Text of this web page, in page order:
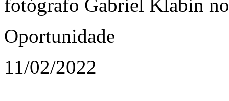
fotógrafo Gabriel Klabin
Oportunidade
11/02/2022